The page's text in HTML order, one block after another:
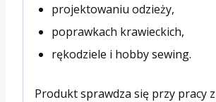
projektowaniu odzieży,
poprawkach krawieckich,
rękodziele i hobby sewing.
Produkt sprawdza się przy pracy